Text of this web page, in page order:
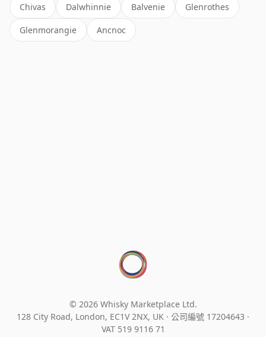
Chivas Dalwhinnie Balvenie Glenrothes
Glenmorangie Ancnoc
© 2026 Whisky Marketplace Ltd.
128 City Road, London, EC1V 2NX, UK · 公司編號 17204643 ·
VAT 519 9116 71